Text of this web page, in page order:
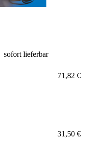
sofort lieferbar
71,82 €
31,50 €